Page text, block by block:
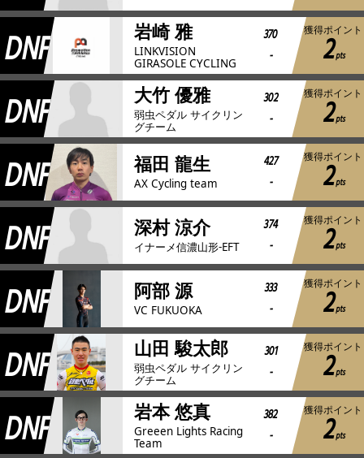
DNF 岩崎 雅
LINKVISION
GIRASOLE CYCLING
370
-
獲得ポイント
2pts
DNF 大竹 優雅
弱虫ペダル サイクリン
グチーム
302
-
獲得ポイント
2pts
DNF 福田 龍生
AX Cycling team
427
-
獲得ポイント
2pts
DNF 深村 涼介
イナーメ信濃山形-EFT
374
-
獲得ポイント
2pts
DNF 阿部 源
VC FUKUOKA
333
-
獲得ポイント
2pts
DNF 山田 駿太郎
弱虫ペダル サイクリン
グチーム
301
-
獲得ポイント
2pts
DNF 岩本 悠真
Greeen Lights Racing
Team
382
-
獲得ポイント
2pts